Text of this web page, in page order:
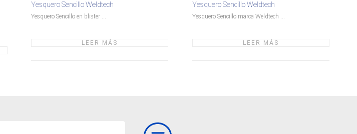
Yesquero Sencillo Weldtech
Yesquero Sencillo en blister ...
LEER MÁS
Yesquero Sencillo Weldtech
Yesquero Sencillo marca Weldtech ...
LEER MÁS